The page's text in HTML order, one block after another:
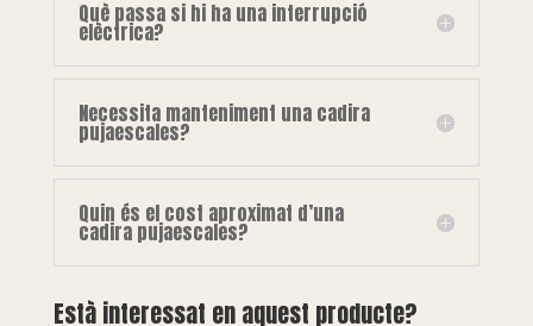
Què passa si hi ha una interrupció
elèctrica?
Necessita manteniment una cadira
pujaescales?
Quin és el cost aproximat d’una
cadira pujaescales?
Està interessat en aquest producte?